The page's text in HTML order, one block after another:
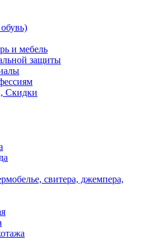
и мебель
защиты
Скидки
свитера, джемпера,